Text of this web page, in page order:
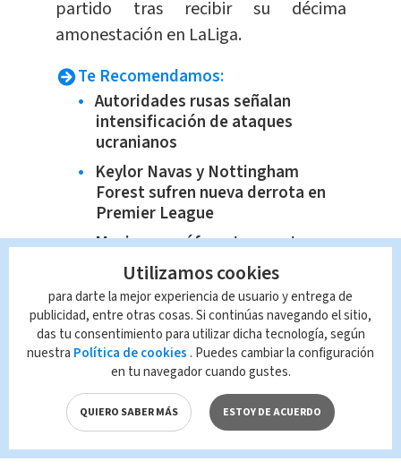
partido tras recibir su décima
amonestación en LaLiga.
Te Recomendamos:
Autoridades rusas señalan
intensificación de ataques
ucranianos
Keylor Navas y Nottingham
Forest sufren nueva derrota en
Premier League
Mexicano prófugo tras matar a
tiros a cinco hondureños en
Texas
Esteban Alvarado renueva por un
periodo de un año con Deportivo
Saprissa
Utilizamos cookies
para darte la mejor experiencia de usuario y entrega de
publicidad, entre otras cosas. Si continúas navegando el sitio,
das tu consentimiento para utilizar dicha tecnología, según
nuestra Política de cookies . Puedes cambiar la configuración
en tu navegador cuando gustes.
QUIERO SABER MÁS ESTOY DE ACUERDO